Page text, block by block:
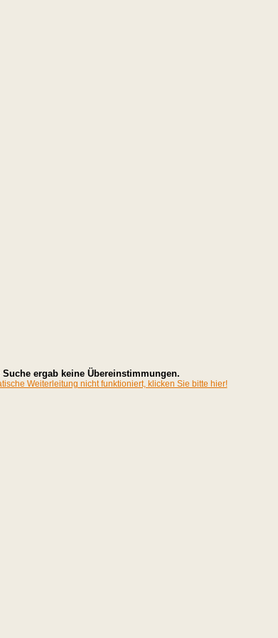
Suche ergab keine Übereinstimmungen.
Weiterleitung nicht funktioniert, klicken Sie bitte hier!